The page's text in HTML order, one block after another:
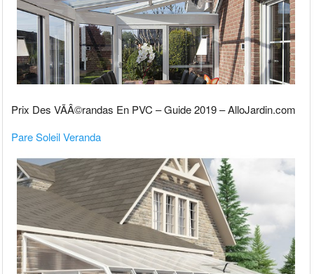
Prix Des VÃÂ©randas En PVC – Guide 2019 – AlloJardin.com
Pare Soleil Veranda